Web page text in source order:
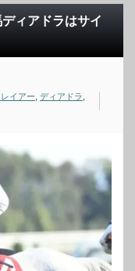
ィアドラはサイ
イアー ディアドラ